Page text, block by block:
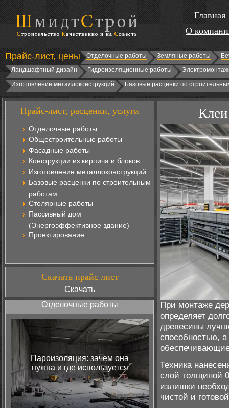
Главная
О
Прайс-лист, цены Отделочные работы Земляные работы
Ландшафтный дизайн
Гидроизоляционные работы
Изготовление металлоконструкций
Базовые расценки по
Прайс-лист, расценки, услуги
Отделочные работы
Общестроительные работы
Фасадные работы
Конструкции из кирпича и блоков
Изготовление металлоконструкций
Базовые расценки по строительным
работам
Столярные работы
Пассивный дом
(Энергоэффективное здание)
Проектирование
Скачать прайс лист
Скачать
Отделочные работы
Пароизоляция: зачем она
нужна и где используется
При монтаже
определяет
древесины
способностью,
Техника
слой толщиной
излишки
чистой и